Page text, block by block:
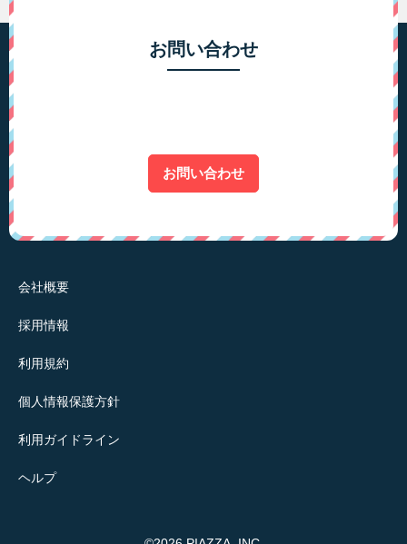
お問い合わせ
お問い合わせ
会社概要
採用情報
利用規約
個人情報保護方針
利用ガイドライン
ヘルプ